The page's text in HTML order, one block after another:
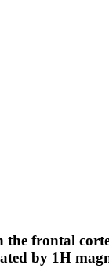
the frontal
by 1H